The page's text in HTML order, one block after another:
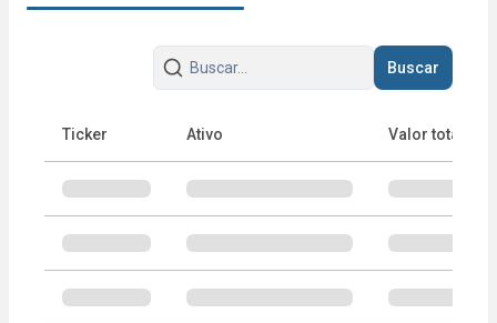
Buscar
Portfólio do ETF
Ticker Ativo Valor total